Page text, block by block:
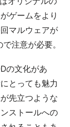
ゲームをより
マルウェアが
注意が必要。
の文化があ
とっても魅力
先立つような
ストールへの